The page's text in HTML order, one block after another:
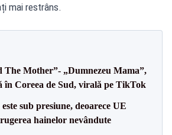
mai restrâns.
The Mother”- „Dumnezeu Mama”,
în Coreea de Sud, virală pe TikTok
sub presiune, deoarece UE
hainelor nevândute